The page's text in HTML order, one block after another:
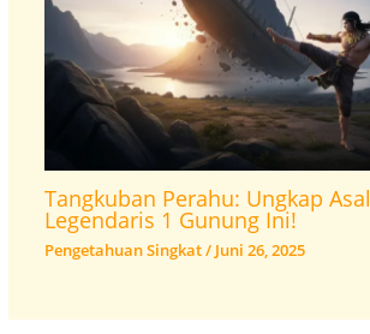
Tangkuban Perahu: Ungkap
Legendaris 1 Gunung Ini!
Pengetahuan Singkat/ Juni 26, 2025